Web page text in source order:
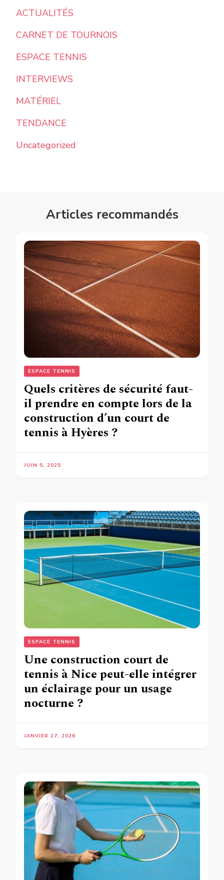
ACTUALITÉS
CARNET DE TOURNOIS
ESPACE TENNIS
INTERVIEWS
MATÉRIEL
TENDANCE
Uncategorized
Articles recommandés
ESPACE TENNIS
Quels critères de sécurité faut-
il prendre en compte lors de la
construction d’un court de
tennis à Hyères ?
JUIN 5, 2025
ESPACE TENNIS
Une construction court de
tennis à Nice peut-elle intégrer
un éclairage pour un usage
nocturne ?
JANVIER 27, 2026